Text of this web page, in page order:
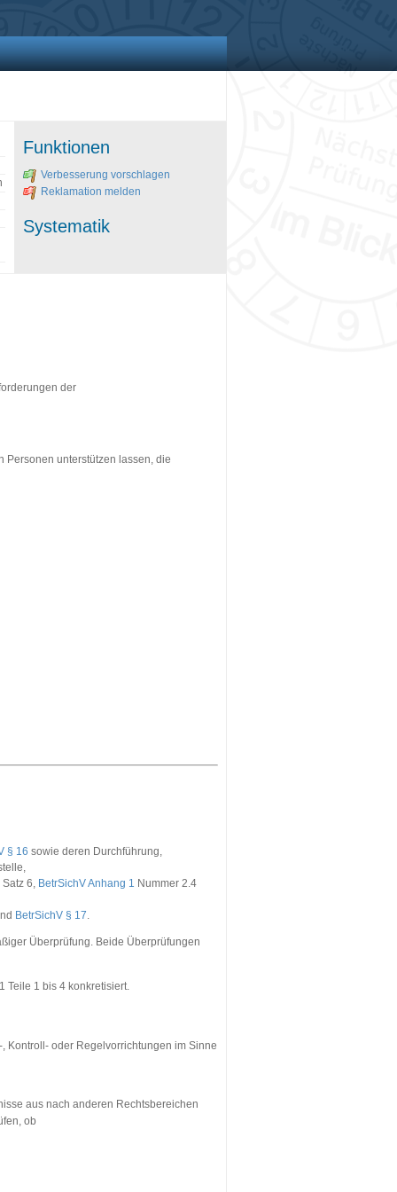
Funktionen
Verbesserung vorschlagen
Reklamation melden
Systematik
der
Personen unterstützen lassen, die
§ 16 sowie deren Durchführung,
6, BetrSichV Anhang 1 Nummer 2.4
BetrSichV § 17.
Überprüfung. Beide Überprüfungen
Teile 1 bis 4 konkretisiert.
Kontroll- oder Regelvorrichtungen im Sinne
aus nach anderen Rechtsbereichen
ob